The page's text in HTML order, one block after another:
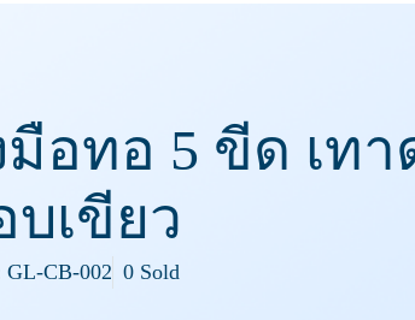
มือทอ 5 ขีด เทา
บเขียว
GL-CB-002 0 Sold